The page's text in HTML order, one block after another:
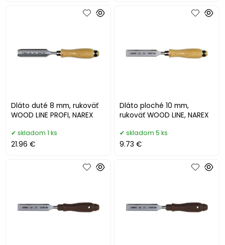
Dláto duté 8 mm, rukoväť
WOOD LINE PROFI, NAREX
skladom 1 ks
21.96 €
Dláto ploché 10 mm,
rukoväť WOOD LINE, NAREX
skladom 5 ks
9.73 €